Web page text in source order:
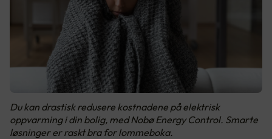
Du kan drastisk redusere kostnadene på elektrisk
oppvarming i din bolig, med Nobø Energy Control. Smarte
løsninger er raskt bra for lommeboka.